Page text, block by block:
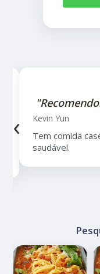
Kevin Yun
Tem comida
saudável.
‹